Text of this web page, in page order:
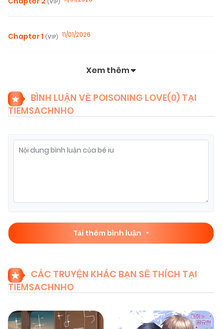
(VIP)
Chapter 1 (VIP) 11/01/2026
Xem thêm
BÌNH LUẬN VỀ POISONING LOVE(0) TẠI
TIEMSACHNHO
Tải thêm bình luận
CÁC TRUYỆN KHÁC BẠN SẼ THÍCH TẠI
TIEMSACHNHO